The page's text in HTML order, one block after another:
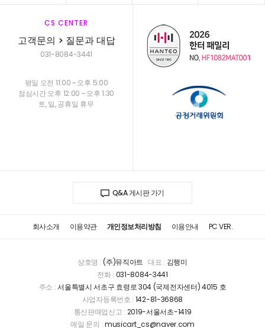
CS CENTER
고객문의 > 질문과 대답
031-8084-3441
평일 오전 11:00 ~ 오후 5:00
점심시간 오후 12:00 ~ 오후 1:30
토, 일, 공휴일 휴무
Q&A 게시판 가기
회사소개 이용약관 개인정보처리방침 이용안내 PC VER.
상호명 :(주)뮤직아트 대표 : 김행미
전화 : 031-8084-3441
주소 :서울특별시 서초구 효령로 304 (국제전자센터) 4015 호
사업자등록번호 : 142-81-36868
통신판매업신고 : 2019-서울서초-1419
메일 문의 :musicart_cs@naver.com